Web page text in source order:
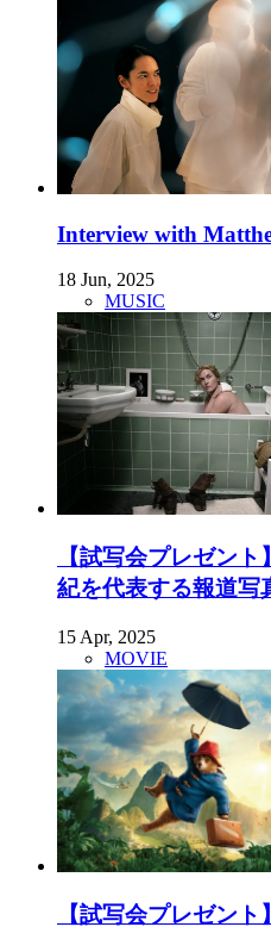
Interview with
18 Jun, 2025
MUSIC
【試写会プレゼン
紀を代表する報道写
15 Apr, 2025
MOVIE
【試写会プレゼン